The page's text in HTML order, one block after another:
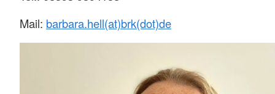
Mail: barbara.hell(at)brk(dot)de